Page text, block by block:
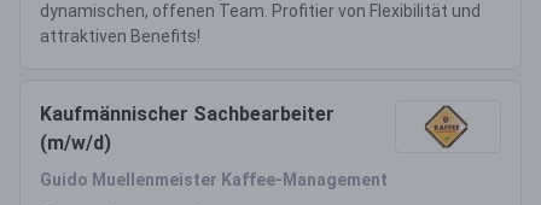
dynamischen, offenen Team. Profitier von Flexibilität und
attraktiven Benefits!
Kaufmännischer Sachbearbeiter
(m/w/d)
Guido Muellenmeister Kaffee-Management